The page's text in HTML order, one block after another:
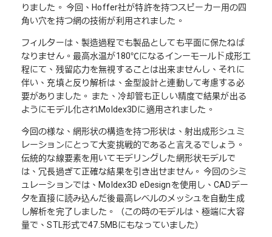
りました。 今回、Hoffer社が特許を持つスピーカー用の四
角い穴を持つ網の技術が利用されました。
フィルターは、製造過程でも製品としても平面に保たねば
なりません。最高水温が180℃になるインーモールド成形工
程にて、残留応力を無視することは出来ませんし、それに
伴い、充填と反り解析は、金型設計と連動して考慮する必
要がありました。 また、冷却管も正しい精度で結果が出る
ようにモデル化されMoldex3Dに適用されました。
今回の様な、網形状の構造を持つ形状は、射出成形シュミ
レーションにとって大変挑戦的であると言えるでしょう。
伝統的な線要素を用いてモデリングした網形状モデルで
は、冗長過ぎて正確な結果を引き出せません。 今回のシミ
ュレーションでは、Moldex3D eDesignを使用し、CADデー
タを直接に読み込んだ後最高レベルのメッシュを自動生成
し解析を完了しました。（この時のモデルは、極端に大容
量で、STL形式で47.5MBにもなっていました）